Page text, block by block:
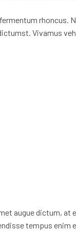
Vivamus
augue dictum, at
tempus enim